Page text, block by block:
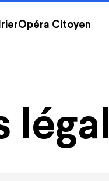
Opéra Citoyen
nous ?
Xperience
et délibérations